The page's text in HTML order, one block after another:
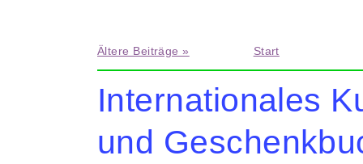
Ältere Beiträge » Start
Internationales
und